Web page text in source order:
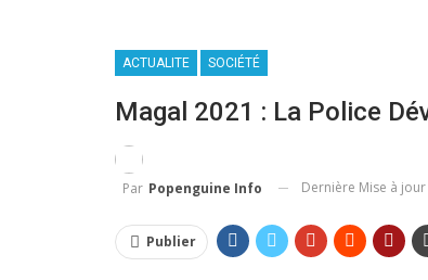
ACTUALITE SOCIÉTÉ
Magal 2021 : La Police
Par Popenguine Info Dernière Mise à jour
Publier